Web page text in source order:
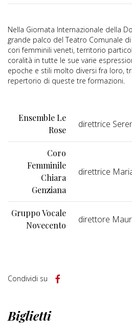
Nella Giornata Internazionale della
grande palco del Teatro Comunale
cori femminili veneti, territorio
coralità in tutte le sue varie
epoche e stili molto diversi fra loro,
repertorio di queste tre formazioni.
Ensemble Le
Rose
direttrice
Coro
Femminile
Chiara
Genziana
direttrice
Gruppo Vocale
Novecento
direttore
Condividi su
Biglietti